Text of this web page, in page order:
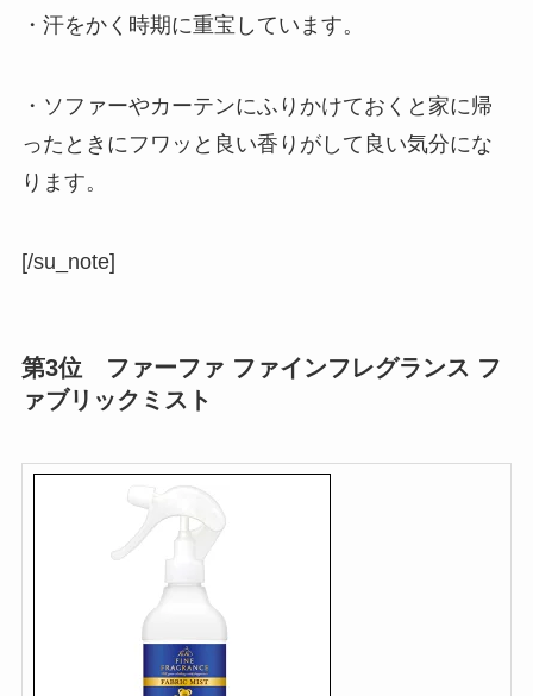
・汗をかく時期に重宝しています。
・ソファーやカーテンにふりかけておくと家に帰
ったときにフワッと良い香りがして良い気分にな
ります。
[/su_note]
第3位 ファーファ ファインフレグランス フ
ァブリックミスト